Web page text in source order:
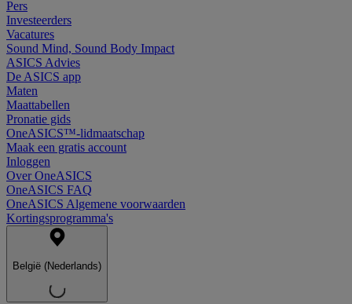
Pers
Investeerders
Vacatures
Sound Mind, Sound Body Impact
ASICS Advies
De ASICS app
Maten
Maattabellen
Pronatie gids
OneASICS™-lidmaatschap
Maak een gratis account
Inloggen
Over OneASICS
OneASICS FAQ
OneASICS Algemene voorwaarden
Kortingsprogramma's
België (Nederlands)